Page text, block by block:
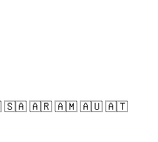
🇸🇦 🇦🇷 🇦🇲 🇦🇺 🇦🇹